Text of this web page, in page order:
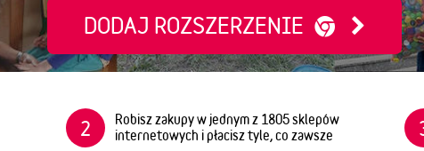
DODAJ ROZSZERZENIE
2
Robisz zakupy w jednym z 1805 sklepów
internetowych i płacisz tyle, co zawsze